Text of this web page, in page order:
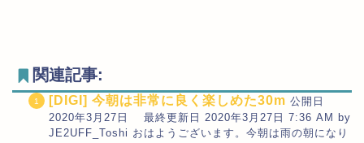
関連記事:
[DIGI] 今朝は非常に良く楽しめた30m 公開日
2020年3月27日 最終更新日 2020年3月27日 7:36 AM by
JE2UFF_Toshi おはようございます。今朝は雨の朝になり